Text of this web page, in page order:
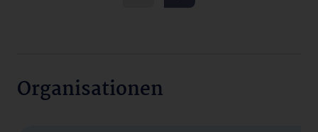
Organisationen